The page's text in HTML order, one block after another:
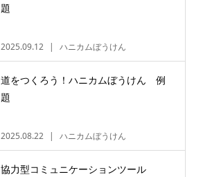
題
2025.09.12 ハニカムぼうけん
道をつくろう！ハニカムぼうけん 例
題
2025.08.22 ハニカムぼうけん
協力型コミュニケーションツール